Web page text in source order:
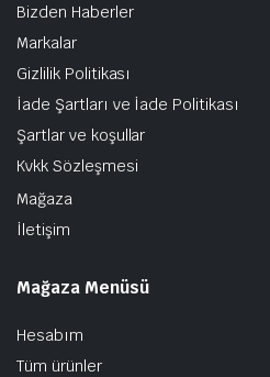
Bizden Haberler
Markalar
Gizlilik Politikası
İade Şartları ve İade Politikası
Şartlar ve koşullar
Kvkk Sözleşmesi
Mağaza
İletişim
Mağaza Menüsü
Hesabım
Tüm ürünler